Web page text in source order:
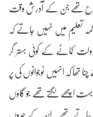
طرح تھے جن کے آدرش وقت
میں نہیں جاتے کہ
کمانے کے کوئی بہتر گر
کہ انہیں نوجوانوں کی پر
اچھے لگتے تھے جو گاؤں
جاتے تھے۔ ان کے چہروں